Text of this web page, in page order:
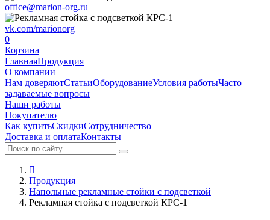
office@marion-org.ru
vk.com/marionorg
0
Корзина
ГлавнаяПродукция
О компании
Нам доверяютСтатьиОборудованиеУсловия работыЧасто
задаваемые вопросы
Наши работы
Покупателю
Как купитьСкидкиСотрудничество
Доставка и оплатаКонтакты
Продукция
Напольные рекламные стойки с подсветкой
Рекламная стойка с подсветкой КРС-1